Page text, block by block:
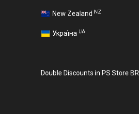
New Zealand NZ
Україна UA
Double Discounts in PS Store BR